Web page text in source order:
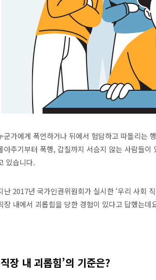
군가에게 폭언하거나 뒤에서 험담하고 따돌리는
아주기부터 폭행, 갑질까지 서슴지 않는 사람들이
있습니다.
난 2017년 국가인권위원회가 실시한 ‘우리 사회
장 내에서 괴롭힘을 당한 경험이 있다고 답했는데
직장 내 괴롭힘’의 기준은?